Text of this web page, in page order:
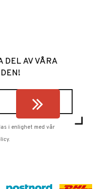
DEL AV VÅRA
i enlighet med vår
.